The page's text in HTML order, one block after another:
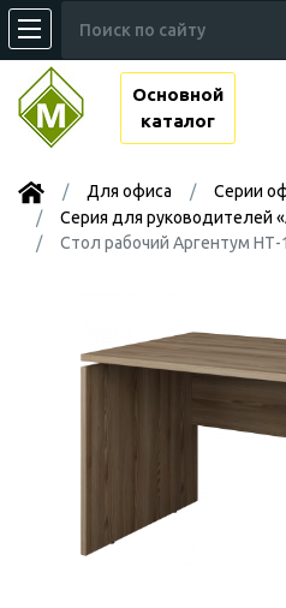
Основной
каталог
Для офиса
Серии
Серия для руководителей
Стол рабочий Аргентум НТ-